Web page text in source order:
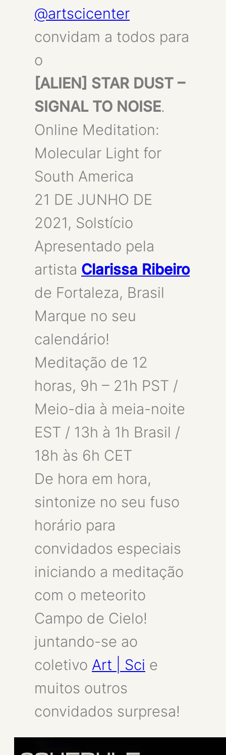
@artscicenter
convidam a todos para
o
[ALIEN] STAR DUST –
SIGNAL TO NOISE.
Online Meditation:
Molecular Light for
South America
21 DE JUNHO DE
2021, Solstício
Apresentado pela
artista Clarissa Ribeiro
de Fortaleza, Brasil
Marque no seu
calendário!
Meditação de 12
horas, 9h – 21h PST /
Meio-dia à meia-noite
EST / 13h à 1h Brasil /
18h às 6h CET
De hora em hora,
sintonize no seu fuso
horário para
convidados especiais
iniciando a meditação
com o meteorito
Campo de Cielo!
juntando-se ao
coletivo Art | Sci e
muitos outros
convidados surpresa!